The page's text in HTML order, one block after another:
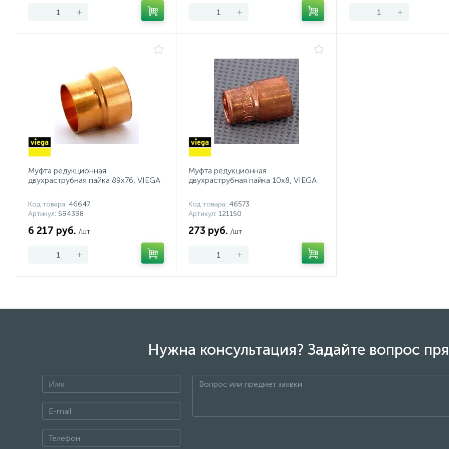
- + - + - +
Муфта редукционная
двухраструбная пайка 89х76, VIEGA
Код товара: 46647
Артикул: 594398
6 217 руб. /шт
- +
Муфта редукционная
двухраструбная пайка 10х8, VIEGA
Код товара: 46573
Артикул: 121150
273 руб. /шт
- +
Нужна консультация? Задайте вопрос